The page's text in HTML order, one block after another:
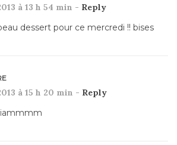
à 13 h 54 min - Reply
dessert pour ce mercredi !! bises
à 15 h 20 min - Reply